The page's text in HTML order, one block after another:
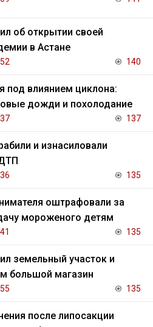
об открытии своей
в Астане
140
под влиянием циклона:
дожди и похолодание
137
и изнасиловали
135
оштрафовали за
мороженого детям
135
земельный участок и
большой магазин
135
после липосакции